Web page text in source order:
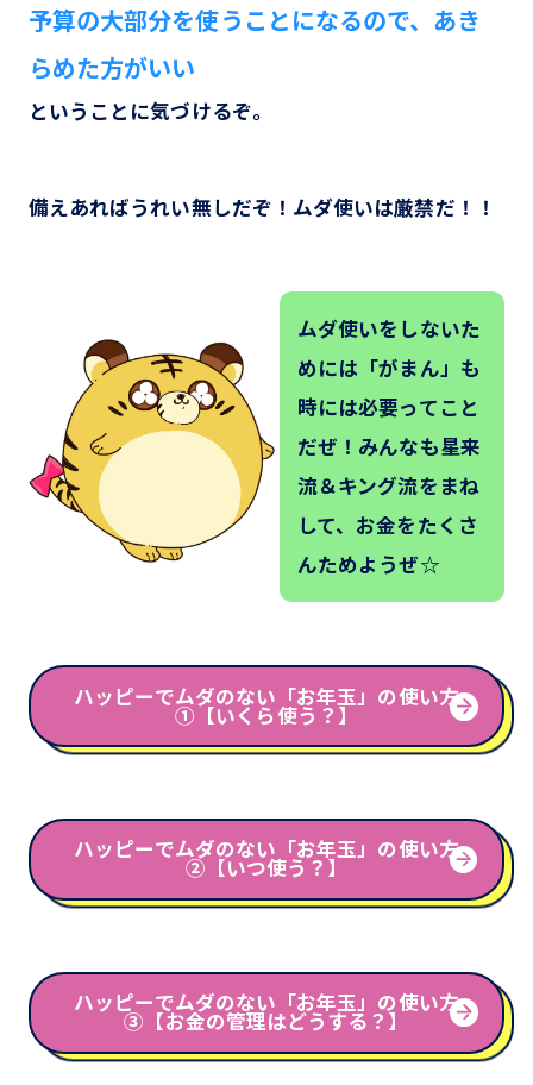
予算の大部分を使うことになるので、あき
らめた方がいい
ということに気づけるぞ。
備えあればうれい無しだぞ！ムダ使いは厳禁だ！！
ムダ使いをしないた
めには「がまん」も
時には必要ってこと
だぜ！みんなも星来
流＆キング流をまね
して、お金をたくさ
んためようぜ☆
ハッピーでムダのない「お年玉」の使い方
①【いくら使う？】
ハッピーでムダのない「お年玉」の使い方
②【いつ使う？】
ハッピーでムダのない「お年玉」の使い方
③【お金の管理はどうする？】